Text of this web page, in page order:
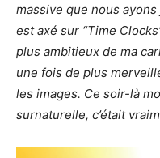
massive que nous
est axé sur “Time
plus ambitieux de ma
une fois de plus
les images. Ce soir-là
surnaturelle, c’était